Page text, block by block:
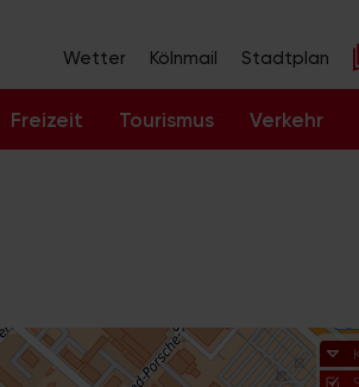
Wetter Kölnmail Stadtplan
Freizeit Tourismus Verkehr